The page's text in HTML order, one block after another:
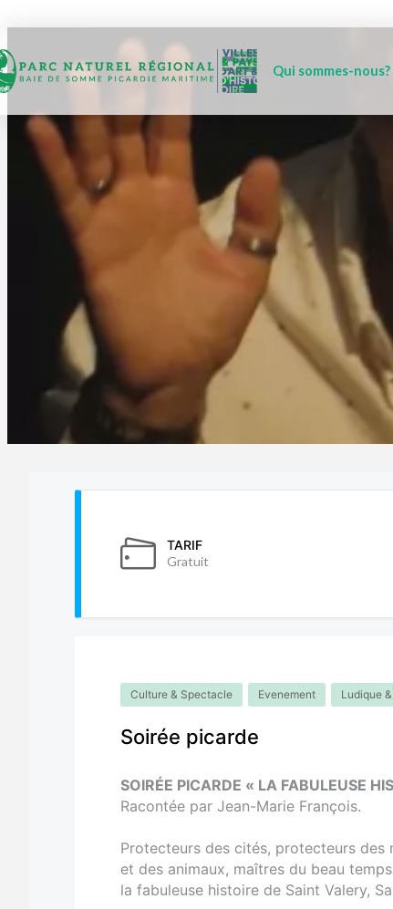
Qui sommes-nous?
TARIF
Gratuit
Culture & Spectacle Evenement Ludique
Soirée picarde
SOIRÉE PICARDE « LA FABULEUSE
Racontée par Jean-Marie François.
Protecteurs des cités, protecteurs des
et des animaux, maîtres du beau
la fabuleuse histoire de Saint Valery,